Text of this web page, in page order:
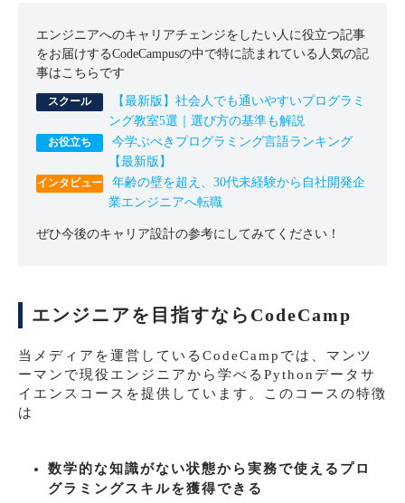
エンジニアへのキャリアチェンジをしたい人に役立つ記事
をお届けするCodeCampusの中で特に読まれている人気の記
事はこちらです
【最新版】社会人でも通いやすいプログラミ
ング教室5選｜選び方の基準も解説
今学ぶべきプログラミング言語ランキング
【最新版】
年齢の壁を超え、30代未経験から自社開発企
業エンジニアへ転職
ぜひ今後のキャリア設計の参考にしてみてください！
エンジニアを目指すならCodeCamp
当メディアを運営しているCodeCampでは、マンツ
ーマンで現役エンジニアから学べるPythonデータサ
イエンスコースを提供しています。このコースの特徴
は
数学的な知識がない状態から実務で使えるプロ
グラミングスキルを獲得できる